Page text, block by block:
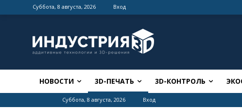
Суббота, 8 августа, 2026 Вход
НОВОСТИ 3D-ПЕЧАТЬ 3D-КОНТРОЛЬ
Суббота, 8 августа, 2026 Вход